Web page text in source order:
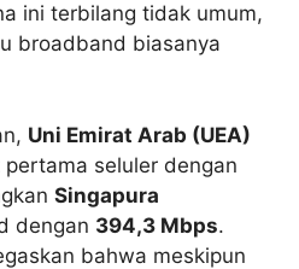
ini terbilang tidak umum,
broadband biasanya
Uni Emirat Arab (UEA)
seluler dengan
Singapura
dengan 394,3 Mbps.
bahwa meskipun